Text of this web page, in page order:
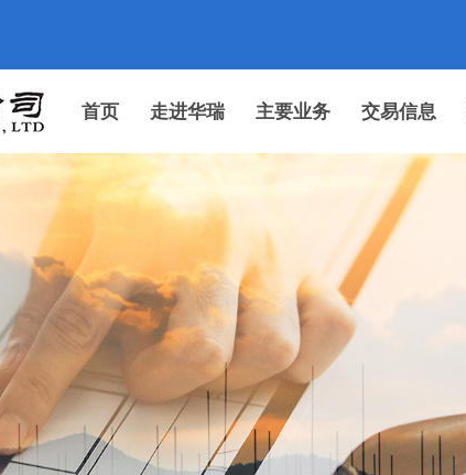
首页 走进华瑞 主要业务 交易信息